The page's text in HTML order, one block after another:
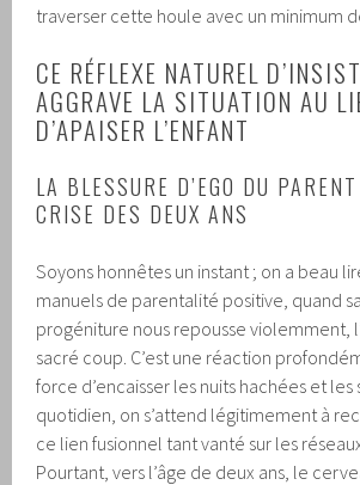
traverser cette houle avec un minimum
CE RÉFLEXE NATUREL
AGGRAVE LA SITUATION AU
D’APAISER L’ENFANT
LA BLESSURE D’EGO DU
CRISE DES DEUX ANS
Soyons honnêtes un instant ; on a beau
manuels de parentalité positive, quand
progéniture nous repousse violemment,
sacré coup. C’est une réaction
force d’encaisser les nuits hachées et les
quotidien, on s’attend légitimement à
ce lien fusionnel tant vanté sur les
Pourtant, vers l’âge de deux ans, le